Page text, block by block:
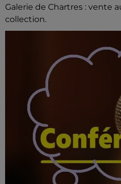
Galerie de Chartres : vente
collection.